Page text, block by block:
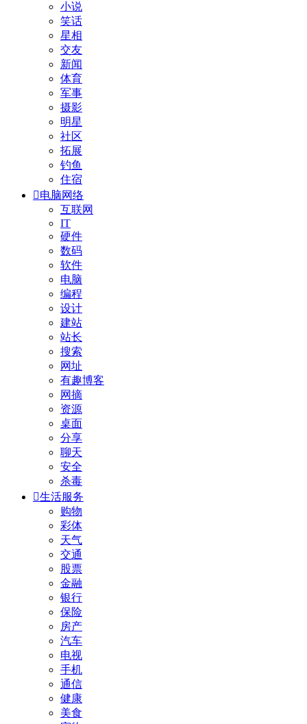
小说
笑话
星相
交友
新闻
体育
军事
摄影
明星
社区
拓展
钓鱼
住宿
电脑网络
互联网
IT
硬件
数码
软件
电脑
编程
设计
建站
站长
搜索
网址
有趣博客
网摘
资源
桌面
分享
聊天
安全
杀毒
生活服务
购物
彩体
天气
交通
股票
金融
银行
保险
房产
汽车
电视
手机
通信
健康
美食